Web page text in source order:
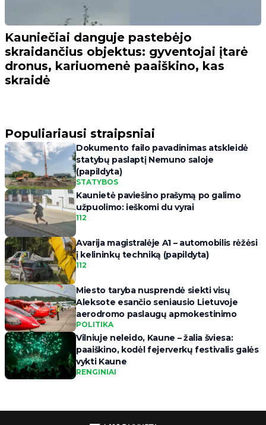
Kauniečiai danguje pastebėjo
skraidančius objektus: gyventojai įtarė
dronus, kariuomenė paaiškino, kas
skraidė
Populiariausi straipsniai
Dokumento failo pavadinimas atskleidė
statybų paslaptį Nemuno saloje
(papildyta)
STATYBOS
Kaunietė paviešino prašymą po galimo
užpuolimo: ieškomi du vyrai
112
Avarija magistralėje A1 – automobilis rėžėsi
į kelininkų techniką (papildyta)
112
Miesto taryba nusprendė siekti visų
Aleksote esančio seniausio Lietuvoje
aerodromo paslaugų apmokestinimo
POLITIKA
Vilniuje neleido, Kaune – žalia šviesa:
paaiškino, kodėl fejerverkų festivalis galės
vykti Kaune
RENGINIAI